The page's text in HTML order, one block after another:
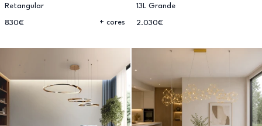
Retangular
830€ + cores
13L Grande
2.030€